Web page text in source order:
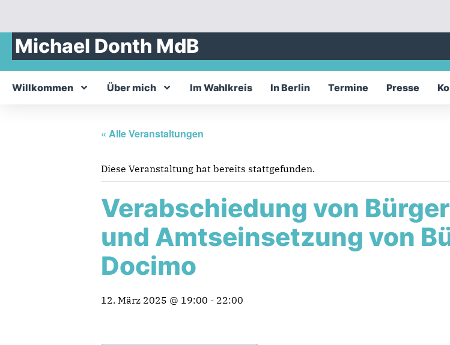
Michael Donth MdB
Willkommen Über mich Im Wahlkreis In Berlin Termine Presse
« Alle Veranstaltungen
Diese Veranstaltung hat bereits stattgefunden.
Verabschiedung von
und Amtseinsetzung von
Docimo
12. März 2025 @ 19:00 - 22:00